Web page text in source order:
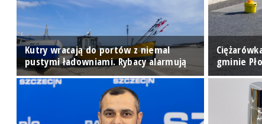
Kutry wracają do portów z niemal
pustymi ładowniami. Rybacy alarmują
gminie